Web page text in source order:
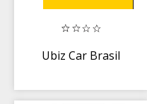
Ubiz Car Brasil